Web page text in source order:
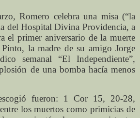
Romero celebra una misa (“la
del Hospital Divina Providencia, a
el primer aniversario de la muerte
la madre de su amigo Jorge
semanal “El Independiente”,
de una bomba hacía menos
fueron: 1 Cor 15, 20-28,
los muertos como primicias de